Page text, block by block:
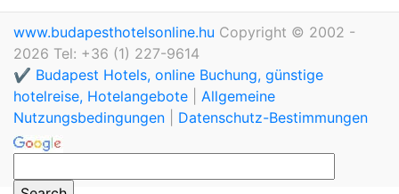
www.budapesthotelsonline.hu Copyright © 2002 -
2026 Tel: +36 (1) 227-9614
✔️ Budapest Hotels, online Buchung, günstige
hotelreise, Hotelangebote
Allgemeine
Nutzungsbedingungen
Datenschutz-Bestimmungen